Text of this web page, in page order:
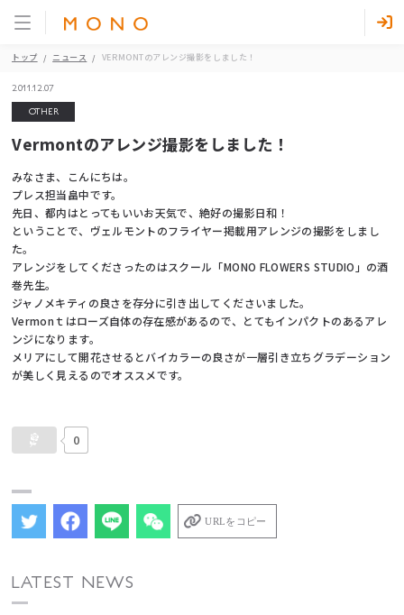
トップ ニュース VERMONTのアレンジ撮影をしました！
2011.12.07
OTHER
Vermontのアレンジ撮影をしました！
みなさま、こんにちは。
プレス担当畠中です。
先日、都内はとってもいいお天気で、絶好の撮影日和！
ということで、ヴェルモントのフライヤー掲載用アレンジの撮影をしまし
た。
アレンジをしてくださったのはスクール「MONO FLOWERS STUDIO」の酒
巻先生。
ジャノメキティの良さを存分に引き出してくださいました。
Vermonｔはローズ自体の存在感があるので、とてもインパクトのあるアレ
ンジになります。
メリアにして開花させるとバイカラーの良さが一層引き立ちグラデーション
が美しく見えるのでオススメです。
0
URLをコピー
LATEST NEWS